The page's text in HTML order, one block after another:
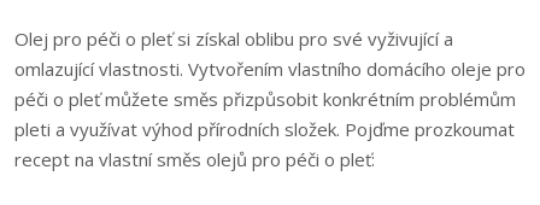
Olej pro péči o pleť si získal oblibu pro své vyživující a
omlazující vlastnosti. Vytvořením vlastního domácího oleje pro
péči o pleť můžete směs přizpůsobit konkrétním problémům
pleti a využívat výhod přírodních složek. Pojďme prozkoumat
recept na vlastní směs olejů pro péči o pleť: